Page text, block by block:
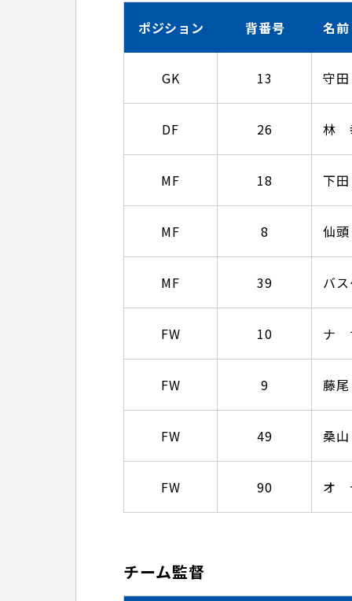
ポジション 背番号 名前
GK 13 守
DF 26 林
MF 18 下
MF 8 仙
MF 39 バ
FW 10 ナ
FW 9 藤
FW 49 桑
FW 90 オ
チーム監督